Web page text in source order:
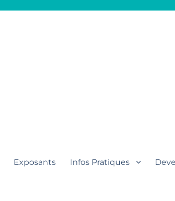
Exposants Infos Pratiques